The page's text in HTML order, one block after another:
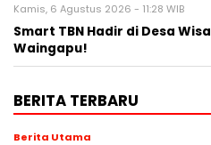
Kamis, 6 Agustus 2026 - 11:28 WIB
Smart TBN Hadir di Desa
Waingapu!
BERITA TERBARU
Berita Utama